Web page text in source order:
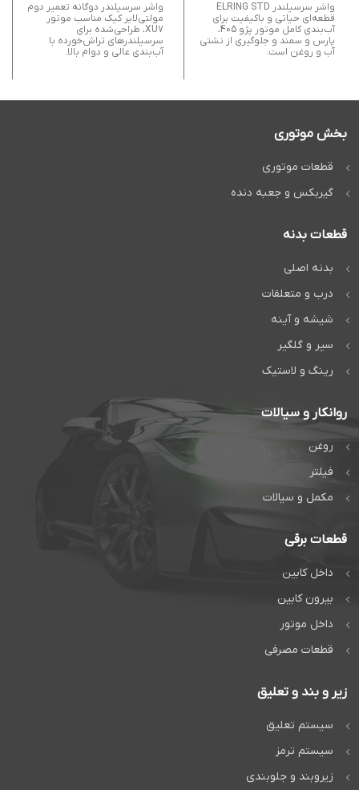
واشر سرسیلندر ELRING STD
قطعه‌ای حیاتی و باکیفیت برای
آب‌بندی کامل موتور پژو 405،
پارس و سمند و جلوگیری از نشتی
آب و روغن است.
واشر سرسیلندر دوگانه تعمیر دوم
مولتی‌لایر کیک مناسب موتور
XU7، طراحی‌شده برای
سرسیلندرهای تراش‌خورده با
آب‌بندی عالی و دوام بالا.
بخش موتوری
قطعات موتوری
گیربکس و جعبه دنده
قطعات بدنه
بدنه اصلی
درب و متعلقات
شیشه و آینه
سپر و گلگیر
رینگ و لاستیک
روانکار و سیالات
روغن
فیلتر
مکمل و سیالات
قطعات برقی
داخل کابین
بیرون کابین
داخل موتور
قطعات مصرفی
زیر و بند و تعلیق
سیستم تعلیق
سیستم ترمز
زیروبند و جلوبندی